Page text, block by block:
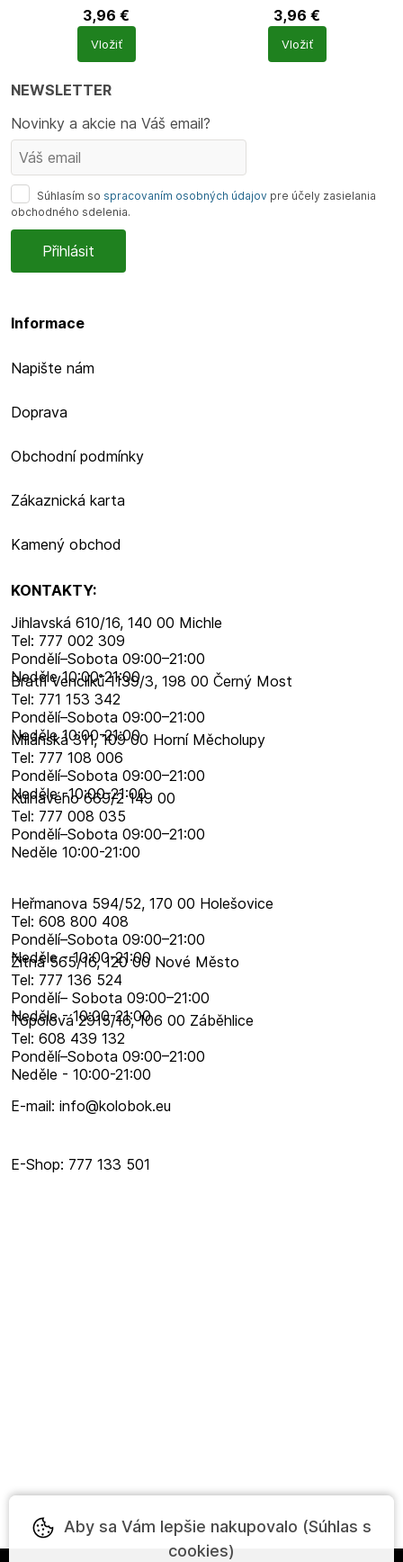
3,96 €
Počet
produktů
Vložiť
3,96 €
Počet
produktů
Vložiť
NEWSLETTER
Novinky a akcie na Váš email?
Súhlasím so spracovaním osobných údajov pre účely zasielania
obchodného sdelenia.
Informace
Napište nám
Doprava
Obchodní podmínky
Zákaznická karta
Kamený obchod
KONTAKTY:
Jihlavská 610/16, 140 00 Michle
Tel: 777 002 309
Pondělí–​Sobota 09:00–​21:00
Neděle 10:00-21:00
Bratří Venclíků 1139/3, 198 00 Černý Most
Tel: 771 153 342
Pondělí–​Sobota 09:00–​21:00
Neděle 10:00-21:00
Milánská 311, 109 00 Horní Měcholupy
Tel: 777 108 006
Pondělí–​Sobota 09:00–​21:00
Neděle -10:00-21:00
Kulhavého 669/2 149 00
Tel: 777 008 035
Pondělí–​Sobota 09:00–​21:00
Neděle 10:00-21:00
Heřmanova 594/52, 170 00 Holešovice
Tel: 608 800 408
Pondělí–​Sobota 09:00–​21:00
Neděle - 10:00-21:00
Žitná 565/16, 120 00 Nové Město
Tel: 777 136 524
Pondělí– Sobota 09:00–21:00
Neděle - 10:00-21:00
Topolová 2915/16, 106 00 Záběhlice
Tel: 608 439 132
Pondělí–​Sobota 09:00–​21:00
Neděle - 10:00-21:00
E-mail: info@kolobok.eu
E-Shop: 777 133 501
Aby sa Vám lepšie nakupovalo (Súhlas s
cookies)